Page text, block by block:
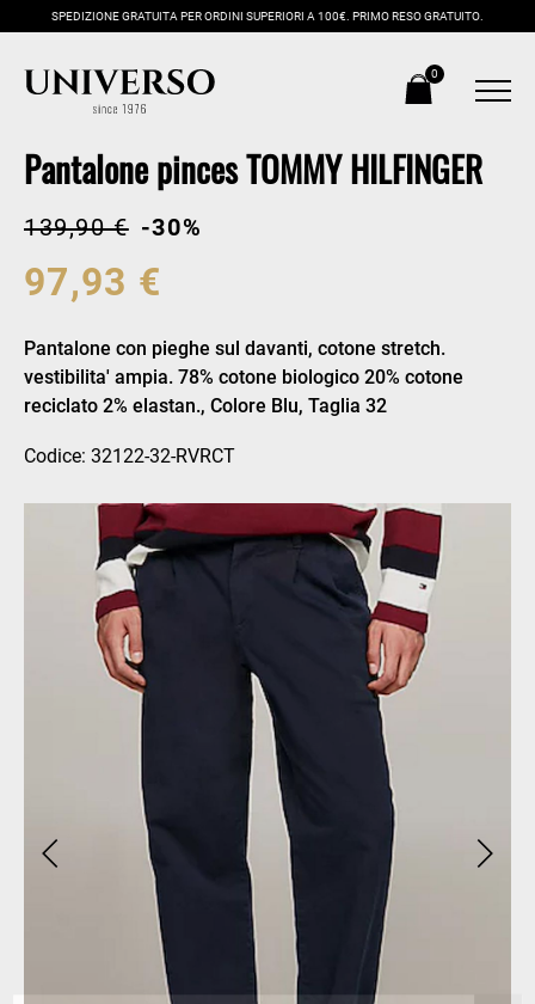
SPEDIZIONE GRATUITA PER ORDINI SUPERIORI A 100€. PRIMO RESO GRATUITO.
0
Pantalone pinces TOMMY HILFINGER
139,90 € -30%
97,93 €
Pantalone con pieghe sul davanti, cotone stretch.
vestibilita' ampia. 78% cotone biologico 20% cotone
reciclato 2% elastan., Colore Blu, Taglia 32
Codice: 32122-32-RVRCT